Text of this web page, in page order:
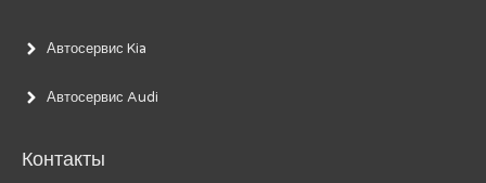
Автосервис Kia
Автосервис Audi
Контакты